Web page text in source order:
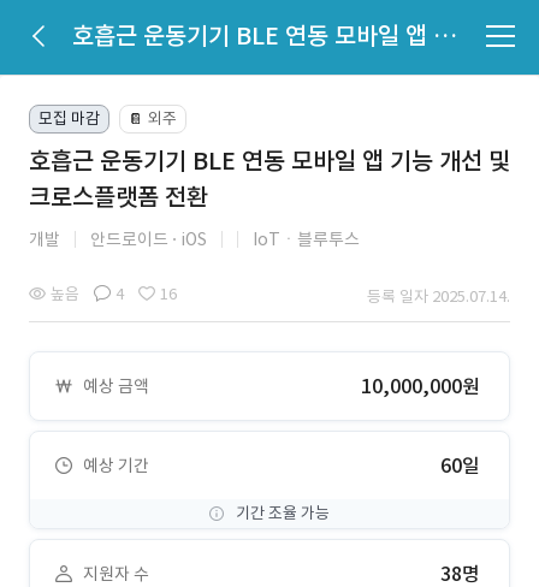
호흡근 운동기기 BLE 연동 모바일 앱 기능 개선 및 크로스플랫폼 전환
모집 마감 📔 외주
호흡근 운동기기 BLE 연동 모바일 앱 기능 개선 및
크로스플랫폼 전환
개발 안드로이드 iOS IoTㆍ블루투스
높음 4 16 등록 일자 2025.07.14.
예상 금액 10,000,000원
예상 기간 60일
기간 조율 가능
지원자 수 38명